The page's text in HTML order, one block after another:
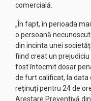
comercială.
„În fapt, în perioada
o persoană
din incinta unei
fiind creat un
fost întocmit dosar
de furt calificat, la data
reținuți pentru 24 de
Arestare Preventivă